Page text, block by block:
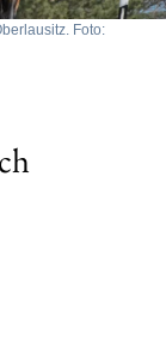
Foto: